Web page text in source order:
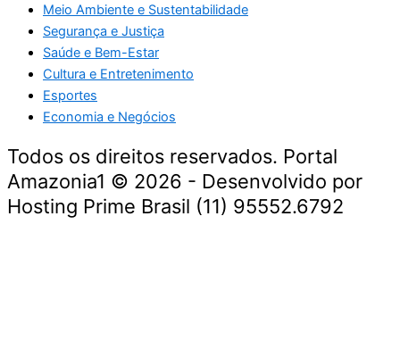
Meio Ambiente e Sustentabilidade
Segurança e Justiça
Saúde e Bem-Estar
Cultura e Entretenimento
Esportes
Economia e Negócios
Todos os direitos reservados. Portal
Amazonia1 © 2026 - Desenvolvido por
Hosting Prime Brasil (11) 95552.6792